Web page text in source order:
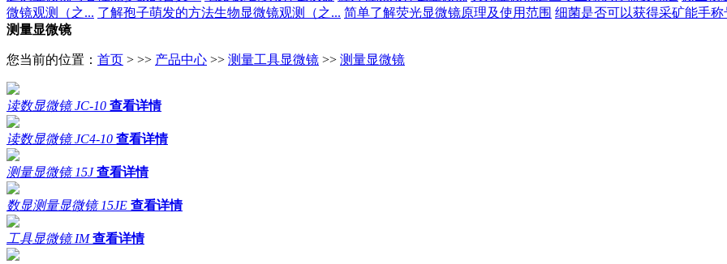
微镜观测（之... 了解孢子萌发的方法生物显微镜观测（之... 简单了解荧光显微镜原理及使用范围 细菌是否可以获得采矿能手称
测量显微镜
您当前的位置： 首页 > >> 产品中心 >> 测量工具显微镜 >> 测量显微镜
读数显微镜 JC-10 查看详情
读数显微镜 JC4-10 查看详情
测量显微镜 15J 查看详情
数显测量显微镜 15JE 查看详情
工具显微镜 IM 查看详情